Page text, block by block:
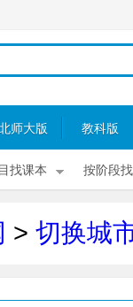
师大版 教科版
找课本 按阶段
> 切换城